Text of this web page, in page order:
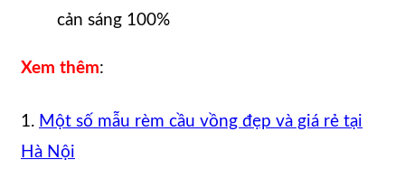
cản sáng 100%
Xem thêm:
1. Một số mẫu rèm cầu vồng đẹp và giá rẻ tại
Hà Nội